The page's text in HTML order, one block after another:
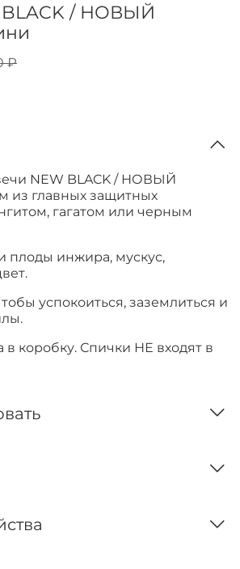
BLACK / НОВЫЙ
₽
NEW BLACK / НОВЫЙ
главных защитных
гагатом или черным
плоды инжира, мускус,
успокоиться, заземлиться и
в коробку. Спички НЕ входят в